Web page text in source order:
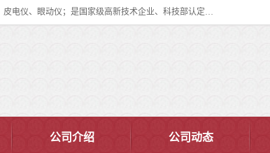
眼动仪多少钱?北京津发科技股份有限公司主营：事件相关电位仪、生理仪、肌电仪、脑电仪、皮电仪、眼动仪；是国家级高新技术企业、科技部认定的科技型中小企业和中关村高新技术企业，具备保密资格，具备自主进出口经营权；自主研发技术、产品与服务荣获多项省部级科学技术奖励、国家发明专利、国家软件著作权和省部级新技术新产品（服务）认证。
公司介绍 公司动态